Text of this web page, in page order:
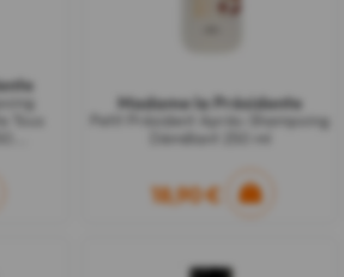
Madame la Présidente
Petit Président Après-Shampoing
18,90 €